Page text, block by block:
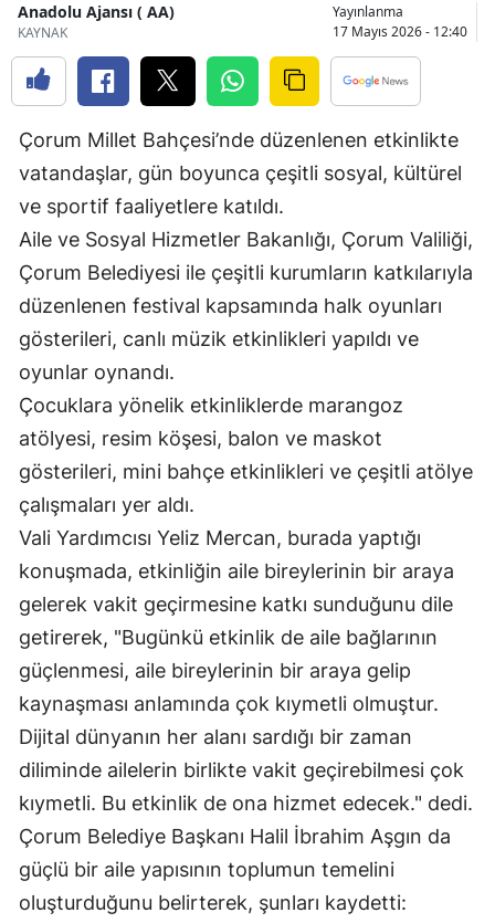
Balıkesir
Bilecik
Bitlis
Burdur
Bursa
Çanakkale
Çorum
Denizli
Diyarbakır
Edirne
Elazığ
Erzincan
Erzurum
Gaziantep
Giresun
Gümüşhane
Anadolu Ajansı ( AA)
KAYNAK
Yayınlanma
17 Mayıs 2026 - 12:40
Çorum Millet Bahçesi’nde düzenlenen etkinlikte
vatandaşlar, gün boyunca çeşitli sosyal, kültürel
ve sportif faaliyetlere katıldı.
Aile ve Sosyal Hizmetler Bakanlığı, Çorum Valiliği,
Çorum Belediyesi ile çeşitli kurumların katkılarıyla
düzenlenen festival kapsamında halk oyunları
gösterileri, canlı müzik etkinlikleri yapıldı ve
oyunlar oynandı.
Çocuklara yönelik etkinliklerde marangoz
atölyesi, resim köşesi, balon ve maskot
gösterileri, mini bahçe etkinlikleri ve çeşitli atölye
çalışmaları yer aldı.
Vali Yardımcısı Yeliz Mercan, burada yaptığı
konuşmada, etkinliğin aile bireylerinin bir araya
gelerek vakit geçirmesine katkı sunduğunu dile
getirerek, "Bugünkü etkinlik de aile bağlarının
güçlenmesi, aile bireylerinin bir araya gelip
kaynaşması anlamında çok kıymetli olmuştur.
Dijital dünyanın her alanı sardığı bir zaman
diliminde ailelerin birlikte vakit geçirebilmesi çok
kıymetli. Bu etkinlik de ona hizmet edecek." dedi.
Çorum Belediye Başkanı Halil İbrahim Aşgın da
güçlü bir aile yapısının toplumun temelini
oluşturduğunu belirterek, şunları kaydetti: